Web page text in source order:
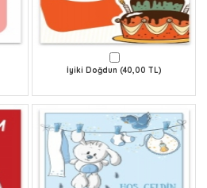
İyiki Doğdun (40,00 TL)